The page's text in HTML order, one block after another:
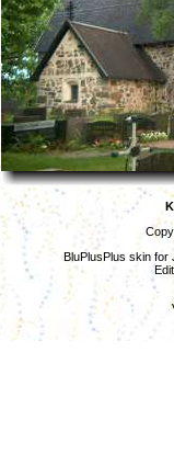
BluPlusPlus skin for